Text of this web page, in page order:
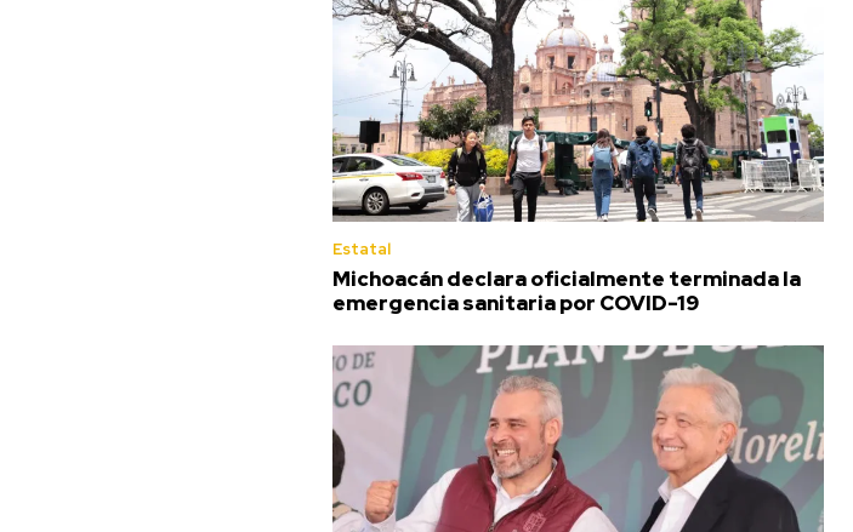
Estatal
Michoacán declara oficialmente terminada la
emergencia sanitaria por COVID-19